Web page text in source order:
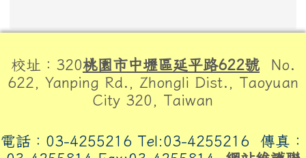
校址：320桃園市中壢區延平路622號 No.
622, Yanping Rd., Zhongli Dist., Taoyuan
City 320, Taiwan
電話：03-4255216 Tel:03-4255216 傳真：